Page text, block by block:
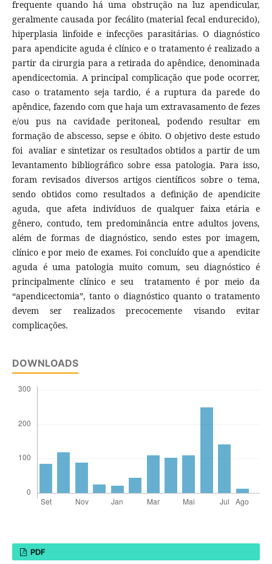
frequente quando há uma obstrução na luz apendicular,
geralmente causada por fecálito (material fecal endurecido),
hiperplasia linfoide e infecções parasitárias. O diagnóstico
para apendicite aguda é clínico e o tratamento é realizado a
partir da cirurgia para a retirada do apêndice, denominada
apendicectomia. A principal complicação que pode ocorrer,
caso o tratamento seja tardio, é a ruptura da parede do
apêndice, fazendo com que haja um extravasamento de fezes
e/ou pus na cavidade peritoneal, podendo resultar em
formação de abscesso, sepse e óbito. O objetivo deste estudo
foi avaliar e sintetizar os resultados obtidos a partir de um
levantamento bibliográfico sobre essa patologia. Para isso,
foram revisados diversos artigos científicos sobre o tema,
sendo obtidos como resultados a definição de apendicite
aguda, que afeta indivíduos de qualquer faixa etária e
gênero, contudo, tem predominância entre adultos jovens,
além de formas de diagnóstico, sendo estes por imagem,
clínico e por meio de exames. Foi concluído que a apendicite
aguda é uma patologia muito comum, seu diagnóstico é
principalmente clínico e seu tratamento é por meio da
“apendicectomia”, tanto o diagnóstico quanto o tratamento
devem ser realizados precocemente visando evitar
complicações.
DOWNLOADS
PDF